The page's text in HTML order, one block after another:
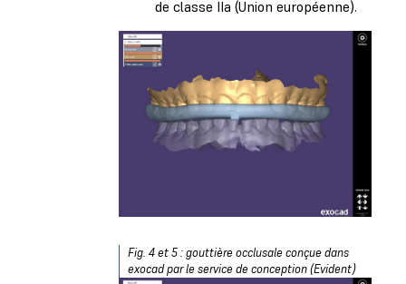
de classe IIa (Union européenne).
Fig. 4 et 5 : gouttière occlusale conçue dans
exocad par le service de conception (Evident)